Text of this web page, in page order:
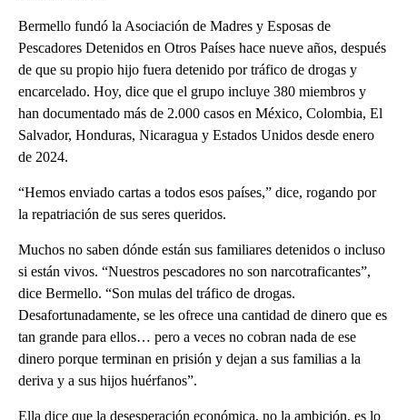
Bermello fundó la Asociación de Madres y Esposas de
Pescadores Detenidos en Otros Países hace nueve años, después
de que su propio hijo fuera detenido por tráfico de drogas y
encarcelado. Hoy, dice que el grupo incluye 380 miembros y
han documentado más de 2.000 casos en México, Colombia, El
Salvador, Honduras, Nicaragua y Estados Unidos desde enero
de 2024.
“Hemos enviado cartas a todos esos países,” dice, rogando por
la repatriación de sus seres queridos.
Muchos no saben dónde están sus familiares detenidos o incluso
si están vivos. “Nuestros pescadores no son narcotraficantes”,
dice Bermello. “Son mulas del tráfico de drogas.
Desafortunadamente, se les ofrece una cantidad de dinero que es
tan grande para ellos… pero a veces no cobran nada de ese
dinero porque terminan en prisión y dejan a sus familias a la
deriva y a sus hijos huérfanos”.
Ella dice que la desesperación económica, no la ambición, es lo